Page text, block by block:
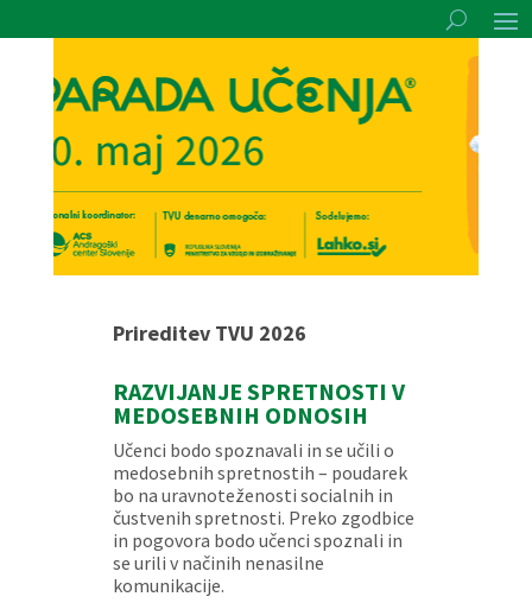
Prireditev TVU 2026
RAZVIJANJE SPRETNOSTI V
MEDOSEBNIH ODNOSIH
Učenci bodo spoznavali in se učili o
medosebnih spretnostih – poudarek
bo na uravnoteženosti socialnih in
čustvenih spretnosti. Preko zgodbice
in pogovora bodo učenci spoznali in
se urili v načinih nenasilne
komunikacije.